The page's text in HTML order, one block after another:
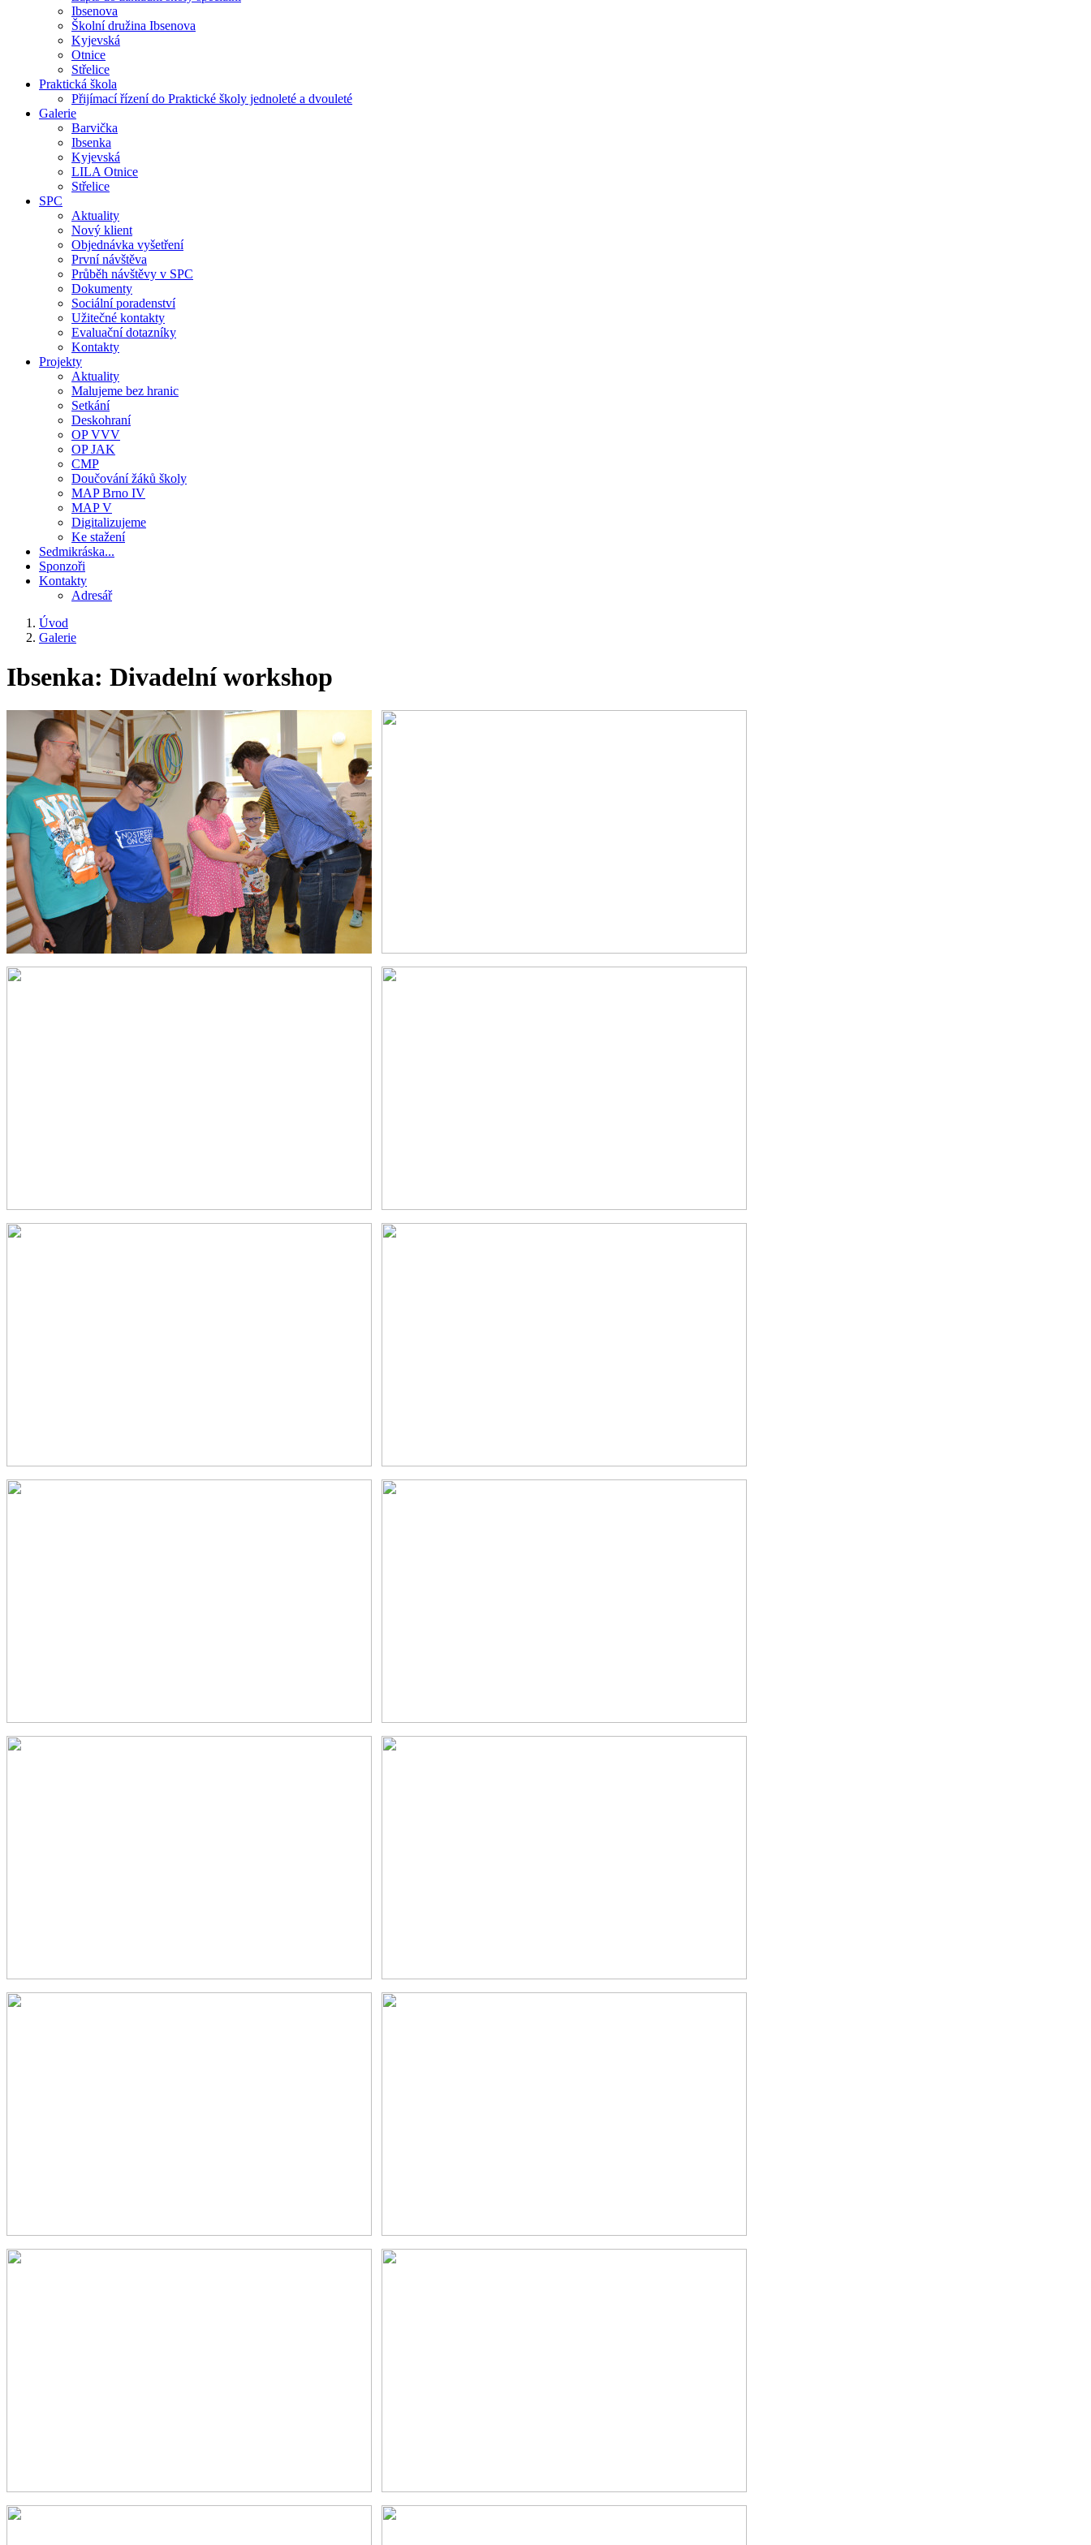
Ibsenova
Školní družina Ibsenova
Kyjevská
Otnice
Střelice
Praktická škola
Přijímací řízení do Praktické školy jednoleté a dvouleté
Galerie
Barvička
Ibsenka
Kyjevská
LILA Otnice
Střelice
SPC
Aktuality
Nový klient
Objednávka vyšetření
První návštěva
Průběh návštěvy v SPC
Dokumenty
Sociální poradenství
Užitečné kontakty
Evaluační dotazníky
Kontakty
Projekty
Aktuality
Malujeme bez hranic
Setkání
Deskohraní
OP VVV
OP JAK
CMP
Doučování žáků školy
MAP Brno IV
MAP V
Digitalizujeme
Ke stažení
Sedmikráska...
Sponzoři
Kontakty
Adresář
Drobečková
navigace
Úvod
Galerie
Ibsenka: Divadelní workshop